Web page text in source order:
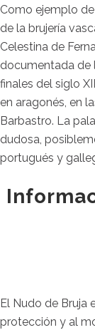
Como ejemplo
de la brujería
Celestina de
documentada de
finales del siglo
en aragonés, en
Barbastro. La
dudosa,
portugués y
El Nudo de Bruja
protección y al